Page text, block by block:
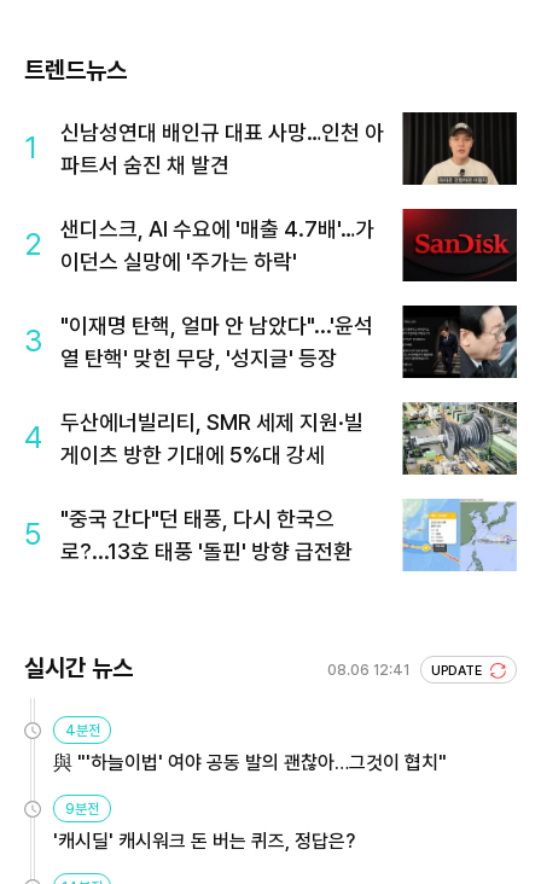
트렌드뉴스
1
신남성연대 배인규 대표 사망…인천 아
파트서 숨진 채 발견
2
샌디스크, AI 수요에 '매출 4.7배'…가
이던스 실망에 '주가는 하락'
3
"이재명 탄핵, 얼마 안 남았다"...'윤석
열 탄핵' 맞힌 무당, '성지글' 등장
4
두산에너빌리티, SMR 세제 지원·빌
게이츠 방한 기대에 5%대 강세
5
"중국 간다"던 태풍, 다시 한국으
로?...13호 태풍 '돌핀' 방향 급전환
실시간 뉴스 08.06 12:41 UPDATE
4분전
與 "'하늘이법' 여야 공동 발의 괜찮아…그것이 협치"
9분전
'캐시딜' 캐시워크 돈 버는 퀴즈, 정답은?